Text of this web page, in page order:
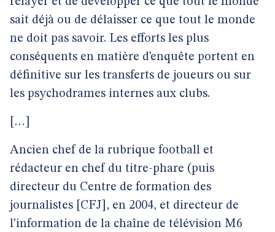
sait déjà ou de délaisser ce que tout le monde
ne doit pas savoir. Les efforts les plus
conséquents en matière d’enquête portent en
définitive sur les transferts de joueurs ou sur
les psychodrames internes aux clubs.
[…]
Ancien chef de la rubrique football et
rédacteur en chef du titre-phare (puis
directeur du Centre de formation des
journalistes [CFJ], en 2004, et directeur de
l’information de la chaîne de télévision M6